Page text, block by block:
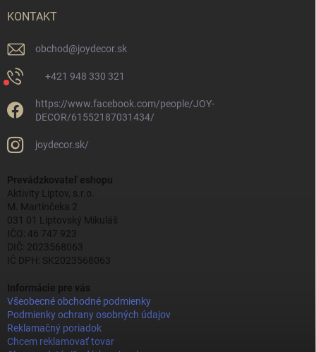
KONTAKT
obchod@joydecor.sk
+421 948 330 321
https://www.facebook.com/people/JOY-
DECOR/61552187031434/
joydecor.sk/
Prevádzkovateľ eshopu
Aktivity Liptov, s.r.o.
M. Martinčeka 2
031 01 Liptovský Mikuláš
IČO: 46 747 923
DIČ: 2023568063
IČ DPH: SK2023568063
Informácie pre vás
Všeobecné obchodné podmienky
Podmienky ochrany osobných údajov
Reklamačný poriadok
Chcem reklamovať tovar